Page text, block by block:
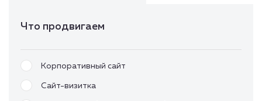
Что продвигаем
Корпоративный сайт
Сайт-визитка